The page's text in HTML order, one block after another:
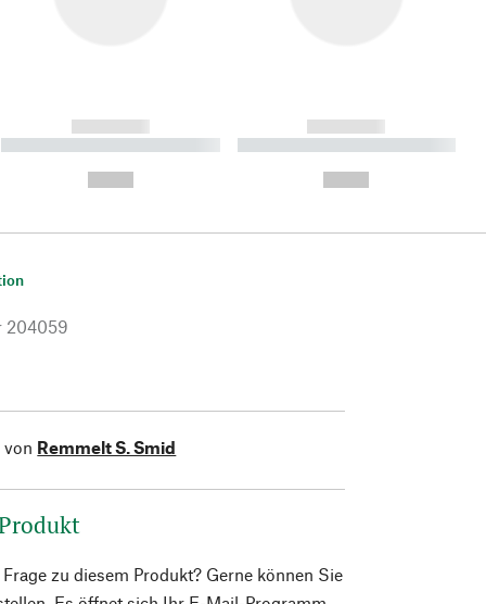
------------
----------- ----------- ----------
------------
----------- ----------- ----------
204059
von Remmelt S. Smid
zu diesem Produkt? Gerne können Sie